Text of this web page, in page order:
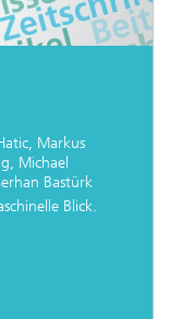
Markus
Michael
Bastürk
Blick.